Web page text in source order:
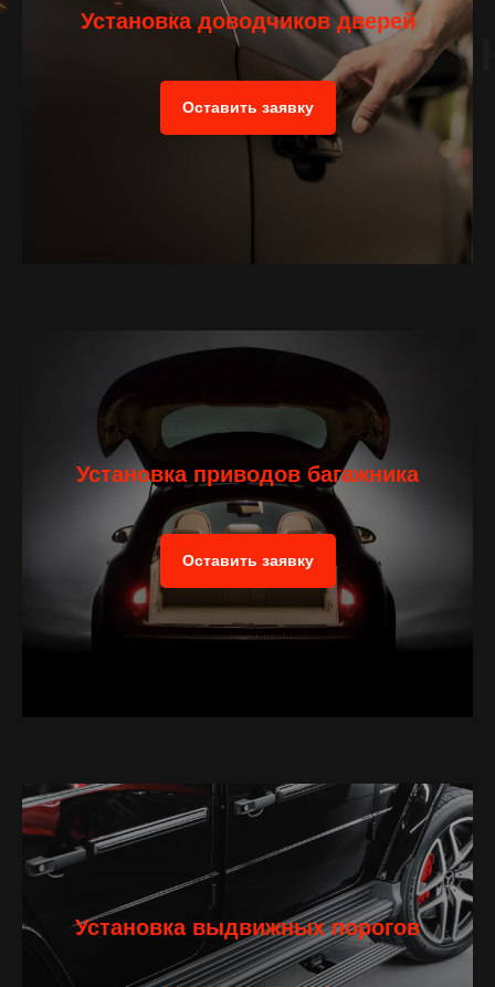
Установка доводчиков дверей
Оставить заявку
Установка приводов багажника
Оставить заявку
Установка выдвижных порогов